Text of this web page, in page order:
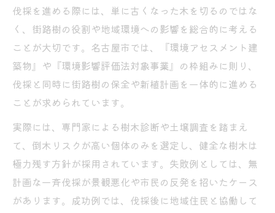
伐採を進める際には、単に古くなった木を切るのではな
く、街路樹の役割や地域環境への影響を総合的に考える
ことが大切です。名古屋市では、『環境アセスメント建
築物』や『環境影響評価法対象事業』の枠組みに則り、
伐採と同時に街路樹の保全や新植計画を一体的に進める
ことが求められています。
実際には、専門家による樹木診断や土壌調査を踏まえ
て、倒木リスクが高い個体のみを選定し、健全な樹木は
極力残す方針が採用されています。失敗例としては、無
計画な一斉伐採が景観悪化や市民の反発を招いたケース
があります。成功例では、伐採後に地域住民と協働して